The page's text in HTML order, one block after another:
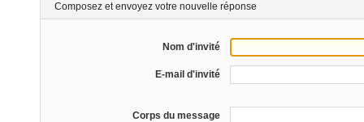
Composez et envoyez votre nouvelle réponse
Nom d'invité
E-mail d'invité
Corps du message